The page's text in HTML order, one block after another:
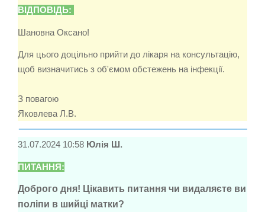
ВІДПОВІДЬ:
Шановна Оксано!
Для цього доцільно прийти до лікаря на консультацію,
щоб визначитись з об'ємом обстежень на інфекції.
З повагою
Яковлева Л.В.
31.07.2024 10:58 Юлія Ш.
ПИТАННЯ:
Доброго дня! Цікавить питання чи видаляєте ви
поліпи в шийці матки?